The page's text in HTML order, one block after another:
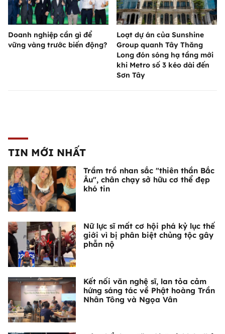
Doanh nghiệp cần gì để
vững vàng trước biến động?
Loạt dự án của Sunshine
Group quanh Tây Thăng
Long đón sóng hạ tầng mới
khi Metro số 3 kéo dài đến
Sơn Tây
TIN MỚI NHẤT
Trầm trồ nhan sắc "thiên thần Bắc
Âu", chân chạy sở hữu cơ thể đẹp
khó tin
Nữ lực sĩ mất cơ hội phá kỷ lục thế
giới vì bị phân biệt chủng tộc gây
phẫn nộ
Kết nối văn nghệ sĩ, lan tỏa cảm
hứng sáng tác về Phật hoàng Trần
Nhân Tông và Ngọa Vân